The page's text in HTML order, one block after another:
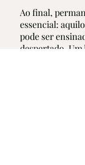
Ao final,
essencial:
pode ser
despertado.